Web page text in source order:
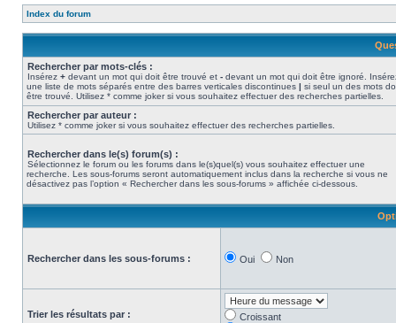
Index du forum
Rechercher par mots-clés :
Insérez + devant un mot qui doit être trouvé et - devant un mot qui doit être ignoré.
une liste de mots séparés entre des barres verticales discontinues | si seul un des mots
être trouvé. Utilisez * comme joker si vous souhaitez effectuer des recherches partielles.
Rechercher par auteur :
Utilisez * comme joker si vous souhaitez effectuer des recherches partielles.
Rechercher dans le(s) forum(s) :
Sélectionnez le forum ou les forums dans le(s)quel(s) vous souhaitez effectuer une
recherche. Les sous-forums seront automatiquement inclus dans la recherche si vous ne
désactivez pas l’option « Rechercher dans les sous-forums » affichée ci-dessous.
Rechercher dans les sous-forums : Oui Non
Trier les résultats par :
Croissant